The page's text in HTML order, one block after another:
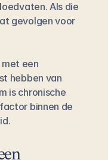
Als die
gevolgen voor
een
hebben van
is chronische
binnen de